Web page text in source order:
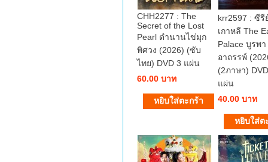
CHH2277 : The
Secret of the Lost
Pearl ตำนานไข่มุก
พิศวง (2026) (ซับ
ไทย) DVD 3 แผ่น
60.00 บาท
krr2597 : ซีรี
เกาหลี The
Palace บูรพา
อาถรรพ์
(2ภาษา)
แผ่น
40.00 บาท